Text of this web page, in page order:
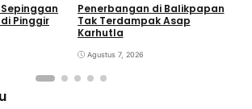
Pinggir
Penerbangan di Balikpapan
Tak Terdampak Asap
Karhutla
Agustus 7, 2026